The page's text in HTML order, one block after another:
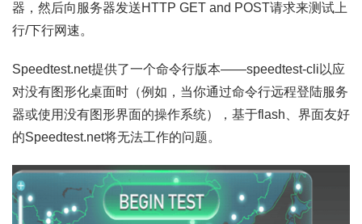
器，然后向服务器发送HTTP GET and POST请求来测试上
行/下行网速。
Speedtest.net提供了一个命令行版本——speedtest-cli以应
对没有图形化桌面时（例如，当你通过命令行远程登陆服务
器或使用没有图形界面的操作系统），基于flash、界面友好
的Speedtest.net将无法工作的问题。